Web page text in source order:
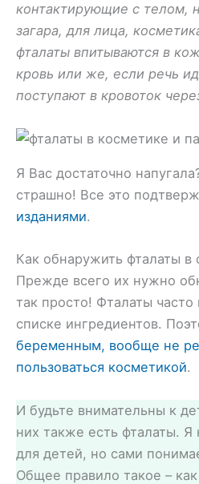
контактирующие с телом,
загара, для лица,
фталаты впитываются в
кровь или же, если речь
поступают в кровоток
Я Вас достаточно
страшно! Все это
изданиями.
Как обнаружить фталаты в
Прежде всего их нужно
так просто! Фталаты часто
списке ингредиентов.
беременным, вообще не
пользоваться косметикой.
И будьте внимательны к
них также есть фталаты. Я
для детей, но сами
Общее правило такое –